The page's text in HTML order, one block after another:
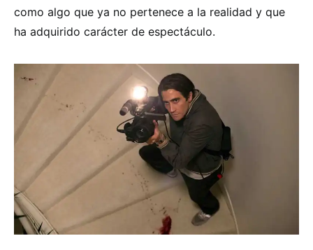
como algo que ya no pertenece a la realidad y que
ha adquirido carácter de espectáculo.